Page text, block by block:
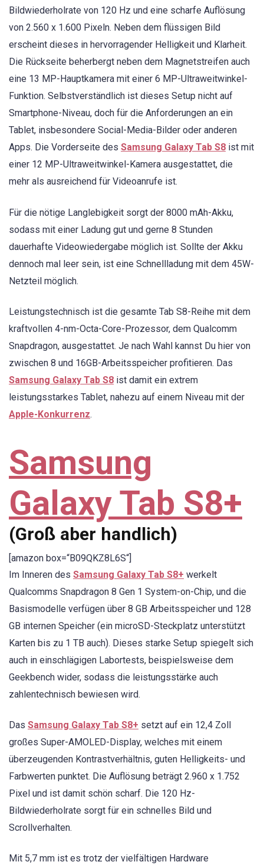
Bildwiederholrate von 120 Hz und eine scharfe Auflösung
von 2.560 x 1.600 Pixeln. Neben dem flüssigen Bild
erscheint dieses in hervorragender Helligkeit und Klarheit.
Die Rückseite beherbergt neben dem Magnetstreifen auch
eine 13 MP-Hauptkamera mit einer 6 MP-Ultraweitwinkel-
Funktion. Selbstverständlich ist dieses Setup nicht auf
Smartphone-Niveau, doch für die Anforderungen an ein
Tablet, insbesondere Social-Media-Bilder oder anderen
Apps. Die Vorderseite des Samsung Galaxy Tab S8 ist mit
einer 12 MP-Ultraweitwinkel-Kamera ausgestattet, die
mehr als ausreichend für Videoanrufe ist.
Für die nötige Langlebigkeit sorgt der 8000 mAh-Akku,
sodass mit einer Ladung gut und gerne 8 Stunden
dauerhafte Videowiedergabe möglich ist. Sollte der Akku
dennoch mal leer sein, ist eine Schnellladung mit dem 45W-
Netzteil möglich.
Leistungstechnisch ist die gesamte Tab S8-Reihe mit dem
kraftvollen 4-nm-Octa-Core-Prozessor, dem Qualcomm
Snapdragon, ausgestattet. Je nach Wahl kannst Du hier von
zwischen 8 und 16GB-Arbeitsspeicher profitieren. Das
Samsung Galaxy Tab S8 ist damit ein extrem
leistungsstarkes Tablet, nahezu auf einem Niveau mit der
Apple-Konkurrenz.
Samsung
Galaxy Tab S8+
(Groß aber handlich)
[amazon box=“B09QKZ8L6S“]
Im Inneren des Samsung Galaxy Tab S8+ werkelt
Qualcomms Snapdragon 8 Gen 1 System-on-Chip, und die
Basismodelle verfügen über 8 GB Arbeitsspeicher und 128
GB internen Speicher (ein microSD-Steckplatz unterstützt
Karten bis zu 1 TB auch). Dieses starke Setup spiegelt sich
auch in einschlägigen Labortests, beispielsweise dem
Geekbench wider, sodass die leistungsstärke auch
zahlentechnisch bewiesen wird.
Das Samsung Galaxy Tab S8+ setzt auf ein 12,4 Zoll
großes Super-AMOLED-Display, welches mit einem
überzeugenden Kontrastverhältnis, guten Helligkeits- und
Farbwerten punktet. Die Auflösung beträgt 2.960 x 1.752
Pixel und ist damit schön scharf. Die 120 Hz-
Bildwiederholrate sorgt für ein schnelles Bild und
Scrollverhalten.
Mit 5,7 mm ist es trotz der vielfältigen Hardware